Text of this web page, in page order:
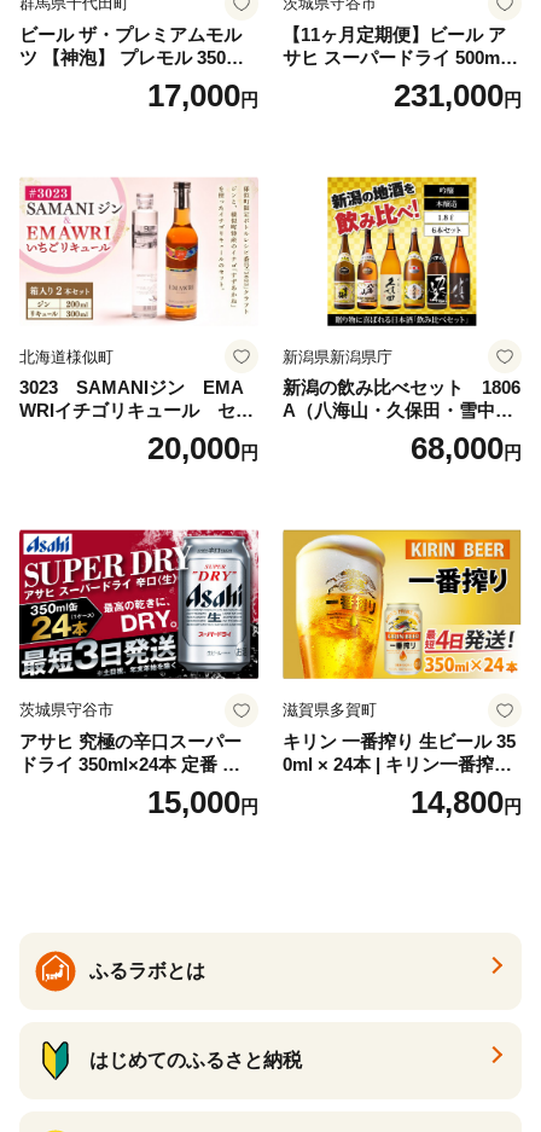
ビール ザ・プレミアムモル
ツ 【神泡】 プレモル 350ml
× 24本 サントリー〈天然水の
ビール工場〉群馬※沖縄・離
17,000円
【11ヶ月定期便】ビール ア
サヒ スーパードライ 500ml 2
4本 1ケース×11ヶ月 | アサヒ
ビール 究極の辛口 酒 お酒 ア
uper dry 11回 缶ビール 缶 ギ
フト 内祝い 茨城県守谷市 送
料無料
231,000円
北海道様似町
3023 SAMANIジン EMA
WRIイチゴリキュール セッ
ト（箱入り）【大人の味 酒
お酒 洋酒 スピリッツ クラフ
セット 詰め合わせ カクテル
ソーダ割り アルコール ロッ
ク ソーダ ジントニック 】
20,000円
新潟県新潟県庁
新潟の飲み比べセット 1806
A（八海山・久保田・雪中
梅・越乃寒梅・かたふね・千
68,000円
茨城県守谷市
アサヒ 究極の辛口スーパー
ドライ 350ml×24本 定番 ビー
ル 缶ビール 酒 お酒 アルコー
15,000円
滋賀県多賀町
キリン 一番搾り 生ビール 35
0ml × 24本 | キリン一番搾り
キリンビール 一番搾り ビー
ル 24缶 きりんいちばんしぼ
14,800円
ふるラボとは
はじめてのふるさと納税